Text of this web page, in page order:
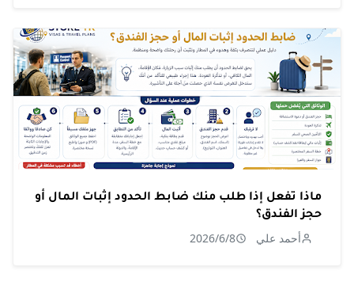
ماذا تفعل إذا طلب منك ضابط الحدود إثبات المال أو
حجز الفندق؟
أحمد علي 2026/6/8